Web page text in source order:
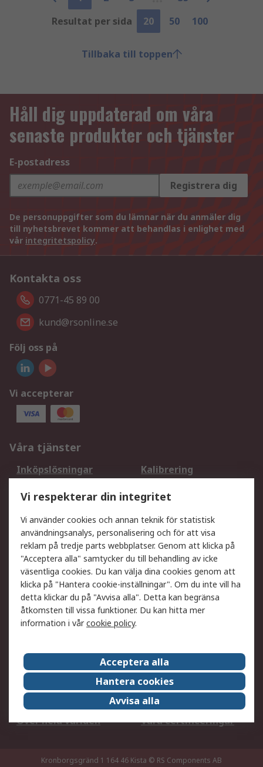
Resultat per sida
20 50 100
Tillbaka till toppen
Håll dig uppdaterad om våra
senaste produkter och tjänster
E-postadress
Registrera dig
De personuppgifter som du lämnar när du anmäler dig
till nyhetsbrevet kommer att behandlas i enlighet med
vår integritetspolicy.
Kontakta oss
0771-45 89 00
kund@rsonline.se
Följ oss på
Vi accepterar
Våra tjänster
Inköpslösningar
Kalibrering
DesignSpark
Teknisk Support
Ditt lokala säljteam
Exportlösningar
Support
Få hjälp
Retur av varor
Leverans
Spåra din order
Begär en fakturakopi
Fördelar med RS-konto
Betalningsalternativ
Om RS
Försäljningsvillkor
Det juridiska
Press Centre
Jobba hos RS
ESG
Över hela världen
Våra certificeringar
Kronborgsgränd 1 164 46 Kista © RS Components AB
Vi respekterar din integritet
Vi använder cookies och annan teknik för statistisk
användningsanalys, personalisering och för att visa
reklam på tredje parts webbplatser. Genom att klicka på
"Acceptera alla" samtycker du till behandling av icke
väsentliga cookies. Du kan välja dina cookies genom att
klicka på "Hantera cookie-inställningar". Om du inte vill ha
detta klickar du på "Avvisa alla". Detta kan begränsa
åtkomsten till vissa funktioner. Du kan hitta mer
information i vårcookie policy.
Acceptera alla
Hantera cookies
Avvisa alla